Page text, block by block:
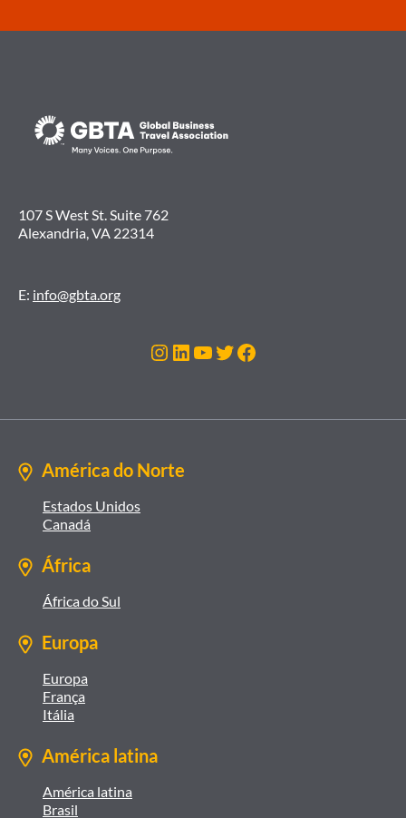
107 S West St. Suite 762
Alexandria, VA 22314
E: info@gbta.org
Instagram
LinkedIn
Youtube
Twitter
Facebook
América do Norte
Estados Unidos
Canadá
África
África do Sul
Europa
Europa
França
Itália
América latina
América latina
Brasil